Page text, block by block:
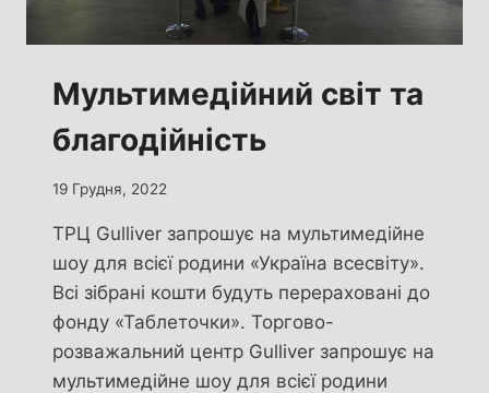
Мультимедійний світ та
благодійність
19 Грудня, 2022
ТРЦ Gulliver запрошує на мультимедійне
шоу для всієї родини «Україна всесвіту».
Всі зібрані кошти будуть перераховані до
фонду «Таблеточки». Торгово-
розважальний центр Gulliver запрошує на
мультимедійне шоу для всієї родини